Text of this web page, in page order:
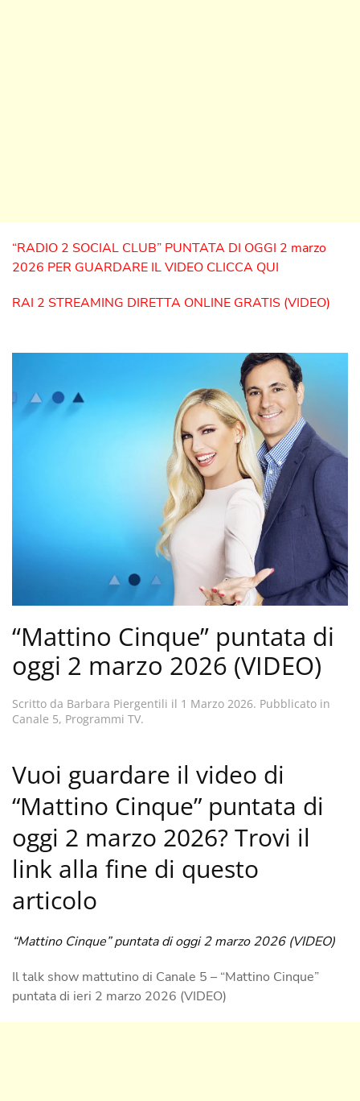
“RADIO 2 SOCIAL CLUB” PUNTATA DI OGGI 2 marzo
2026 PER GUARDARE IL VIDEO CLICCA QUI
RAI 2 STREAMING DIRETTA ONLINE GRATIS (VIDEO)
“Mattino Cinque” puntata di
oggi 2 marzo 2026 (VIDEO)
Scritto da Barbara Piergentili il 1 Marzo 2026. Pubblicato in
Canale 5, Programmi TV.
Vuoi guardare il video di
“Mattino Cinque” puntata di
oggi 2 marzo 2026? Trovi il
link alla fine di questo
articolo
“Mattino Cinque” puntata di oggi 2 marzo 2026 (VIDEO)
Il talk show mattutino di Canale 5 – “Mattino Cinque”
puntata di ieri 2 marzo 2026 (VIDEO)